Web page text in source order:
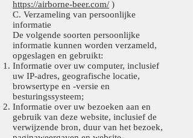
https://airborne-beer.com/ )
C. Verzameling van persoonlijke
informatie
De volgende soorten persoonlijke
informatie kunnen worden verzameld,
opgeslagen en gebruikt:
Informatie over uw computer, inclusief
uw IP-adres, geografische locatie,
browsertype en -versie en
besturingssysteem;
Informatie over uw bezoeken aan en
gebruik van deze website, inclusief de
verwijzende bron, duur van het bezoek,